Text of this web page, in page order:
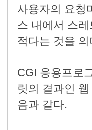
사용자의 요청
스 내에서 스
적다는 것을 의
CGI 응용프로
릿의 결과인
음과 같다.